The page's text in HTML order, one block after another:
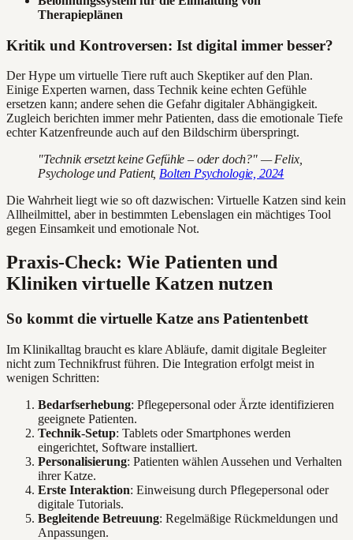
Therapieplänen
Kritik und Kontroversen: Ist digital immer besser?
Der Hype um virtuelle Tiere ruft auch Skeptiker auf den Plan.
Einige Experten warnen, dass Technik keine echten Gefühle
ersetzen kann; andere sehen die Gefahr digitaler Abhängigkeit.
Zugleich berichten immer mehr Patienten, dass die emotionale Tiefe
echter Katzenfreunde auch auf den Bildschirm überspringt.
"Technik ersetzt keine Gefühle – oder doch?" — Felix,
Psychologe und Patient,Bolten Psychologie, 2024
Die Wahrheit liegt wie so oft dazwischen: Virtuelle Katzen sind kein
Allheilmittel, aber in bestimmten Lebenslagen ein mächtiges Tool
gegen Einsamkeit und emotionale Not.
Praxis-Check: Wie Patienten und
Kliniken virtuelle Katzen nutzen
So kommt die virtuelle Katze ans Patientenbett
Im Klinikalltag braucht es klare Abläufe, damit digitale Begleiter
nicht zum Technikfrust führen. Die Integration erfolgt meist in
wenigen Schritten:
Bedarfserhebung: Pflegepersonal oder Ärzte identifizieren
geeignete Patienten.
Technik-Setup: Tablets oder Smartphones werden
eingerichtet, Software installiert.
Personalisierung: Patienten wählen Aussehen und Verhalten
ihrer Katze.
Erste Interaktion: Einweisung durch Pflegepersonal oder
digitale Tutorials.
Begleitende Betreuung: Regelmäßige Rückmeldungen und
Anpassungen.